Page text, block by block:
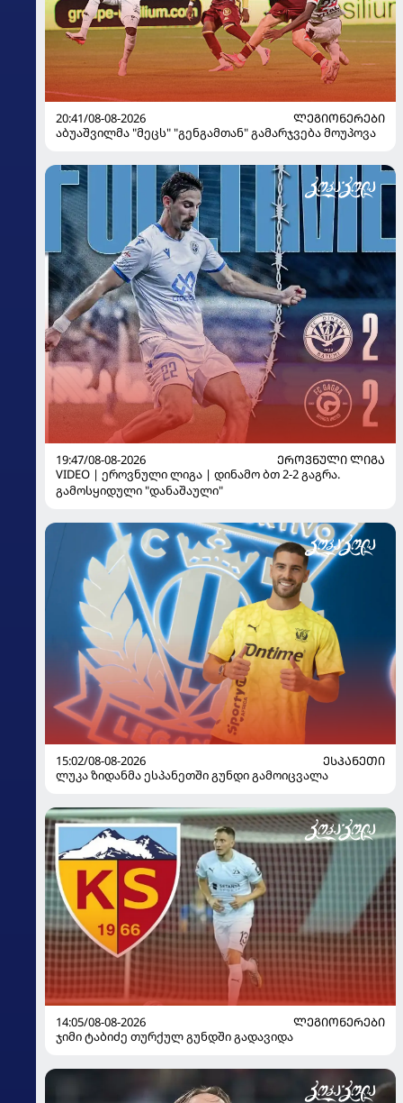
20:41/08-08-2026
ᲚᲔᲒᲘᲝᲜᲔᲠᲔᲑᲘ
აბუაშვილმა "მეცს" "გენგამთან" გამარჯვება მოუპოვა
19:47/08-08-2026
ᲔᲠᲝᲕᲜᲣᲚᲘ ᲚᲘᲒᲐ
VIDEO | ეროვნული ლიგა | დინამო ბთ 2-2 გაგრა.
გამოსყიდული "დანაშაული"
15:02/08-08-2026
ᲔᲡᲞᲐᲜᲔᲗᲘ
ლუკა ზიდანმა ესპანეთში გუნდი გამოიცვალა
14:05/08-08-2026
ᲚᲔᲒᲘᲝᲜᲔᲠᲔᲑᲘ
ჯიმი ტაბიძე თურქულ გუნდში გადავიდა